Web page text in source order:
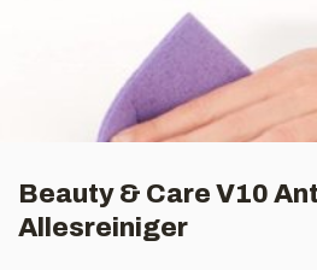
Beauty & Care V10
Allesreiniger